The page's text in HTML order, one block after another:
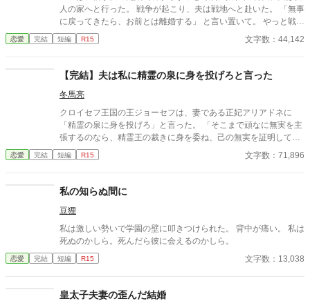
ナだった。 エレンのフリをして初恋の相手のリオネルの元に向か
うエレナは、そんな中でリオネルから優しさをむけてもらえる。
自分がニセモノだと知っている。 だから、この１年限りの恋をし
物、身分制度がある前提で書いています。 現実と違うな、という
場面も多いと思います（すみません💦） ファンタジーという事で
人の家へと行った。 戦争が起こり、夫は戦地へと赴いた。 「無事
に戻ってきたら、お前とは離婚する」 と言い置いて。 やっと戦争
が終わった後、エラのもとへ戻ってきた夫に 彼女は強い違和感を
感じる。 夫はすっかり改心し、エラとは離婚しないと言い張り 突
＿＿＿＿＿＿ ✴︎舞台のイメージはイギリス近代（ゆるゆる設定）
✴︎誤字脱字は優しくスルーしていただけると幸いです ✴︎なろうさ
んにも投稿しています 私の勝手なBGMは、懐かしすぎるけど鬼束
ちひろ『月光』←名曲すぎ
恋愛 完結 短編 R15 文字数：44,142
【完結】夫は私に精霊の泉に身を投げろと言った
冬馬亮
クロイセフ王国の王ジョーセフは、妻である正妃アリアドネに
「精霊の泉に身を投げろ」と言った。 「そこまで頑なに無実を主
張するのなら、精霊王の裁きに身を委ね、己の無実を証明してみ
せよ」と。 ※精霊の泉での罪の判定方法は、魔女狩りで行われて
いた水審『水に沈めて生きていたら魔女として処刑、死んだら普
恋愛 完結 短編 R15 文字数：71,896
私の知らぬ間に
豆狸
私は激しい勢いで学園の壁に叩きつけられた。 背中が痛い。 私は
死ぬのかしら。死んだら彼に会えるのかしら。
恋愛 完結 短編 R15 文字数：13,038
皇太子夫妻の歪んだ結婚